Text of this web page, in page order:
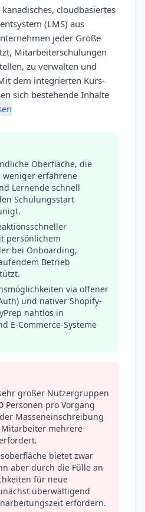
cloudbasiertes
(LMS) aus
jeder Größe
Mitarbeiterschulungen
zu verwalten und
dem integrierten Kurs-
sich bestehende Inhalte
Oberfläche, die
erfahrene
Lernende schnell
Schulungsstart
persönlichem
bei Onboarding,
Betrieb
via offener
und nativer Shopify-
nahtlos in
E-Commerce-Systeme
großer Nutzergruppen
Personen pro Vorgang
Masseneinschreibung
mehrere
bietet zwar
aber durch die Fülle an
für neue
überwältigend
erfordern.